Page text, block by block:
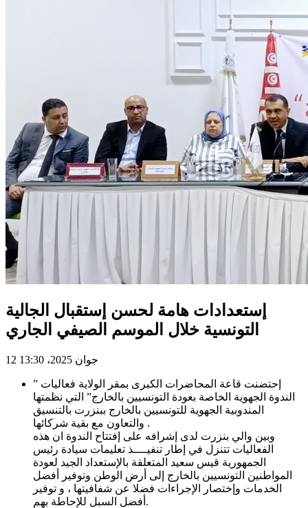
إستعدادات هامة لحسن إستقبال الجالية
التونسية خلال الموسم الصيفي الجاري
12 جوان 2025، 13:30
إحتضنت قاعة المحاضرات الكبرى بمقر الولاية فعاليات ”
الندوة الجهوية الخاصة بعودة التونسيين بالخارج” التي نظمتها
المندوبية الجهوية للتونسيين بالخارج ببنزرت بالتنسيق
والتعاون مع بقية شركائها .
وبين والي بنزرت لدى إشرافه على إفتتاح الندوة ان هذه
الفعاليات تتنزل في إطار تنفيــــذ تعليمات سيادة رئيس
الجمهورية قيس سعيد المتعلقة بالإستعداد الجيد لعودة
المواطنين التونسيين بالخارج إلى أرض الوطن وتوفير أفضل
الخدمات وإختصار الإجراءات فضلا عن شفافيتها ، و توفير
أفضل السبل للإحاطة بهم.